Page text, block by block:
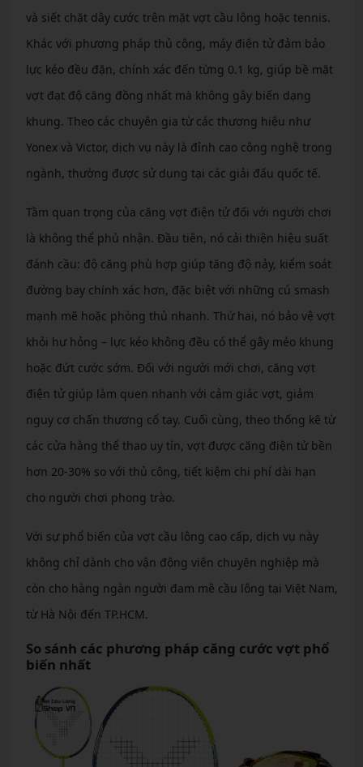
và siết chặt dây cước trên mặt vợt cầu lông hoặc tennis.
Khác với phương pháp thủ công, máy điện tử đảm bảo
lực kéo đều đặn, chính xác đến từng 0.1 kg, giúp bề mặt
vợt đạt độ căng đồng nhất mà không gây biến dạng
khung. Theo các chuyên gia từ các thương hiệu như
Yonex và Victor, dịch vụ này là đỉnh cao công nghệ trong
ngành, thường được sử dụng tại các giải đấu quốc tế.
Tầm quan trọng của căng vợt điện tử đối với người chơi
là không thể phủ nhận. Đầu tiên, nó cải thiện hiệu suất
đánh cầu: độ căng phù hợp giúp tăng độ nảy, kiểm soát
đường bay chính xác hơn, đặc biệt với những cú smash
mạnh mẽ hoặc phòng thủ nhanh. Thứ hai, nó bảo vệ vợt
khỏi hư hỏng – lực kéo không đều có thể gây méo khung
hoặc đứt cước sớm. Đối với người mới chơi, căng vợt
điện tử giúp làm quen nhanh với cảm giác vợt, giảm
nguy cơ chấn thương cổ tay. Cuối cùng, theo thống kê từ
các cửa hàng thể thao uy tín, vợt được căng điện tử bền
hơn 20-30% so với thủ công, tiết kiệm chi phí dài hạn
cho người chơi phong trào.
Với sự phổ biến của vợt cầu lông cao cấp, dịch vụ này
không chỉ dành cho vận động viên chuyên nghiệp mà
còn cho hàng ngàn người đam mê cầu lông tại Việt Nam,
từ Hà Nội đến TP.HCM.
So sánh các phương pháp căng cước vợt phổ
biến nhất